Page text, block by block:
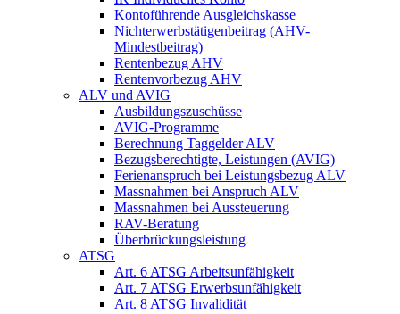
Kontoführende Ausgleichskasse
Nichterwerbstätigenbeitrag (AHV-
Mindestbeitrag)
Rentenbezug AHV
Rentenvorbezug AHV
ALV und AVIG
Ausbildungszuschüsse
AVIG-Programme
Berechnung Taggelder ALV
Bezugsberechtigte, Leistungen (AVIG)
Ferienanspruch bei Leistungsbezug ALV
Massnahmen bei Anspruch ALV
Massnahmen bei Aussteuerung
RAV-Beratung
Überbrückungsleistung
ATSG
Art. 6 ATSG Arbeitsunfähigkeit
Art. 7 ATSG Erwerbsunfähigkeit
Art. 8 ATSG Invalidität